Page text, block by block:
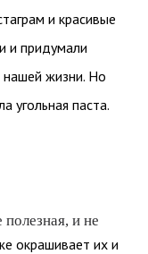
и красивые
и придумали
нашей жизни. Но
угольная паста.
и не
окрашивает их и